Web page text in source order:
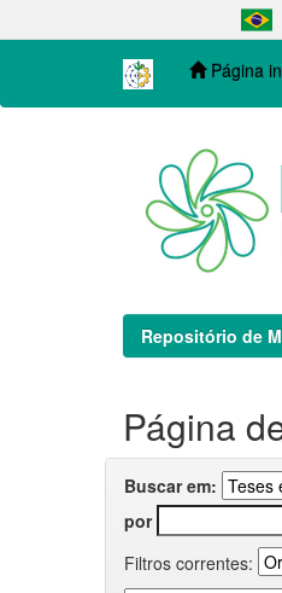
navigation
Página
Repositório de
Página
Buscar em:
por
Filtros correntes: